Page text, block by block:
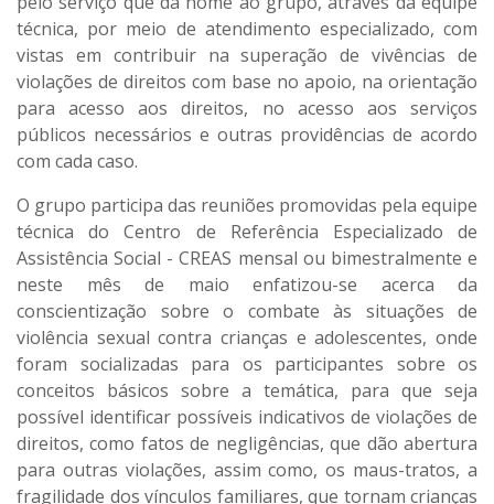
técnica, por meio de atendimento especializado, com
vistas em contribuir na superação de vivências de
violações de direitos com base no apoio, na orientação
para acesso aos direitos, no acesso aos serviços
públicos necessários e outras providências de acordo
com cada caso.
O grupo participa das reuniões promovidas pela equipe
técnica do Centro de Referência Especializado de
Assistência Social - CREAS mensal ou bimestralmente e
neste mês de maio enfatizou-se acerca da
conscientização sobre o combate às situações de
violência sexual contra crianças e adolescentes, onde
foram socializadas para os participantes sobre os
conceitos básicos sobre a temática, para que seja
possível identificar possíveis indicativos de violações de
direitos, como fatos de negligências, que dão abertura
para outras violações, assim como, os maus-tratos, a
fragilidade dos vínculos familiares, que tornam crianças